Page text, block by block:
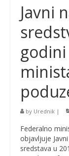
Javni
by Urednik |
Federalno
objavljuje
sredstava u